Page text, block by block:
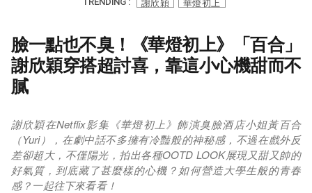
臉一點也不臭！《華燈初上》「百合」
謝欣穎穿搭超討喜，靠這小心機甜而不
膩
謝欣穎在Netflix影集《華燈初上》飾演臭臉酒店小姐黃百合
（Yuri），在劇中話不多擁有冷豔般的神秘感，不過在戲外反
差卻超大，不僅陽光，拍出各種OOTD LOOK展現又甜又帥的
好氣質，到底藏了甚麼樣的心機？如何營造大學生般的青春
感？一起往下來看看！